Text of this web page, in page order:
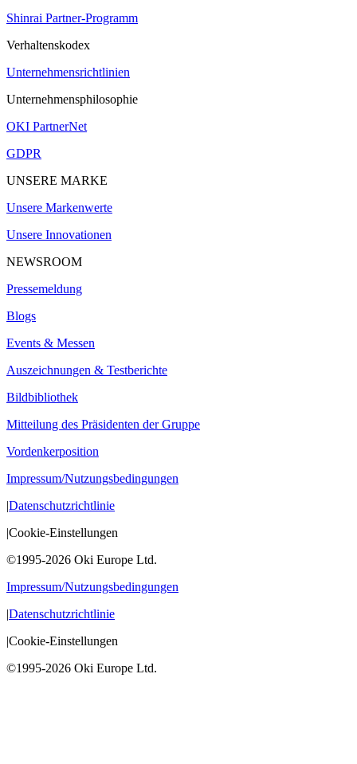
Shinrai Partner-Programm
Verhaltenskodex
Unternehmensrichtlinien
Unternehmensphilosophie
OKI PartnerNet
GDPR
UNSERE MARKE
Unsere Markenwerte
Unsere Innovationen
NEWSROOM
Pressemeldung
Blogs
Events & Messen
Auszeichnungen & Testberichte
Bildbibliothek
Mitteilung des Präsidenten der Gruppe
Vordenkerposition
Impressum/Nutzungsbedingungen
|Datenschutzrichtlinie
|Cookie-Einstellungen
©1995-2026 Oki Europe Ltd.
Impressum/Nutzungsbedingungen
|Datenschutzrichtlinie
|Cookie-Einstellungen
©1995-2026 Oki Europe Ltd.